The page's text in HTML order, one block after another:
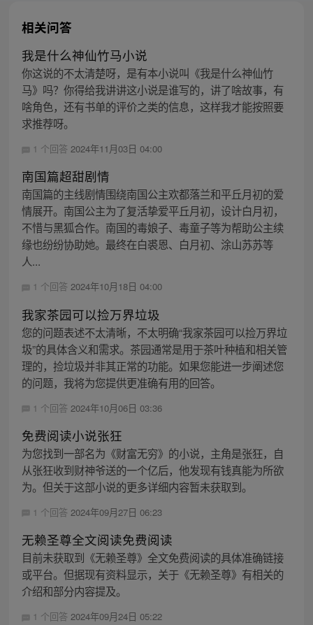
相关问答
我是什么神仙竹马小说
你这说的不太清楚呀，是有本小说叫《我是什么神仙竹
马》吗？你得给我讲讲这小说是谁写的，讲了啥故事，有
啥角色，还有书单的评价之类的信息，这样我才能按照要
求推荐呀。
1 个回答 2024年11月03日 04:00
南国篇超甜剧情
南国篇的主线剧情围绕南国公主欢都落兰和平丘月初的爱
情展开。南国公主为了复活挚爱平丘月初，设计白月初，
不惜与黑狐合作。南国的毒娘子、毒童子等为帮助公主续
缘也纷纷协助她。最终在白裘恩、白月初、涂山苏苏等
人...
1 个回答 2024年10月18日 04:00
我家茶园可以捡万界垃圾
您的问题表述不太清晰，不太明确“我家茶园可以捡万界垃
圾”的具体含义和需求。茶园通常是用于茶叶种植和相关管
理的，捡垃圾并非其正常的功能。如果您能进一步阐述您
的问题，我将为您提供更准确有用的回答。
1 个回答 2024年10月06日 03:36
免费阅读小说张狂
为您找到一部名为《财富无穷》的小说，主角是张狂，自
从张狂收到财神爷送的一个亿后，他发现有钱真能为所欲
为。但关于这部小说的更多详细内容暂未获取到。
1 个回答 2024年09月27日 06:23
无赖圣尊全文阅读免费阅读
目前未获取到《无赖圣尊》全文免费阅读的具体准确链接
或平台。但据现有资料显示，关于《无赖圣尊》有相关的
介绍和部分内容提及。
1 个回答 2024年09月24日 05:22